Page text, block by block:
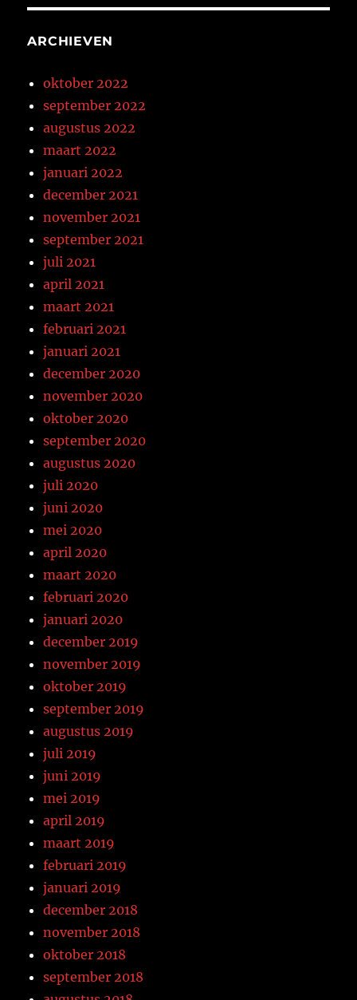
ARCHIEVEN
oktober 2022
september 2022
augustus 2022
maart 2022
januari 2022
december 2021
november 2021
september 2021
juli 2021
april 2021
maart 2021
februari 2021
januari 2021
december 2020
november 2020
oktober 2020
september 2020
augustus 2020
juli 2020
juni 2020
mei 2020
april 2020
maart 2020
februari 2020
januari 2020
december 2019
november 2019
oktober 2019
september 2019
augustus 2019
juli 2019
juni 2019
mei 2019
april 2019
maart 2019
februari 2019
januari 2019
december 2018
november 2018
oktober 2018
september 2018